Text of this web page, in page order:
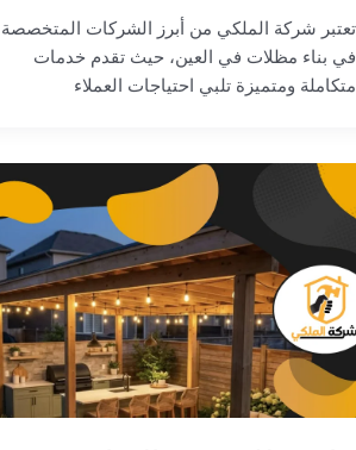
تعتبر شركة الملكي من أبرز الشركات المتخصصة
في بناء مظلات في العين، حيث تقدم خدمات
متكاملة ومتميزة تلبي احتياجات العملاء